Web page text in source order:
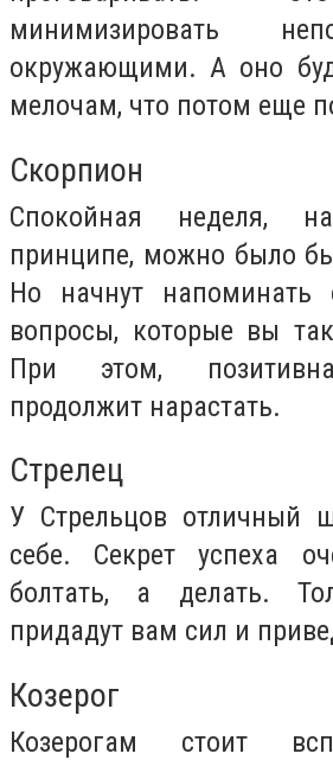
минимизировать
окружающими. А оно
мелочам, что потом еще
Скорпион
Спокойная неделя,
принципе, можно было
Но начнут напоминать
вопросы, которые вы
При этом,
продолжит нарастать.
Стрелец
У Стрельцов отличный
себе. Секрет успеха
болтать, а делать.
придадут вам сил и
Козерог
Козерогам стоит